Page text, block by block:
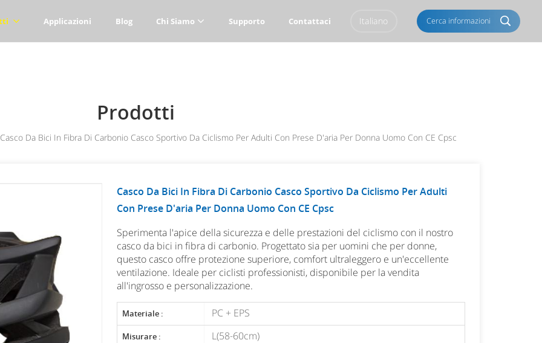
Applicazioni Blog Chi Siamo Supporto Contattaci Italiano
Română
čeština 한국의
Svenska Melayu
Cerca informazioni
Prodotti
Casco Da Bici In Fibra Di Carbonio Casco Sportivo Da Ciclismo Per Adulti Con Prese D'aria Per Donna Uomo Con CE Cpsc
Casco Da Bici In Fibra Di Carbonio Casco Sportivo Da Ciclismo Per Adulti
Con Prese D'aria Per Donna Uomo Con CE Cpsc
Sperimenta l'apice della sicurezza e delle prestazioni del ciclismo con il nostro
casco da bici in fibra di carbonio. Progettato sia per uomini che per donne,
questo casco offre protezione superiore, comfort ultraleggero e un'eccellente
ventilazione. Ideale per ciclisti professionisti, disponibile per la vendita
all'ingrosso e personalizzazione.
Materiale : PC + EPS
Misurare : L(58-60cm)